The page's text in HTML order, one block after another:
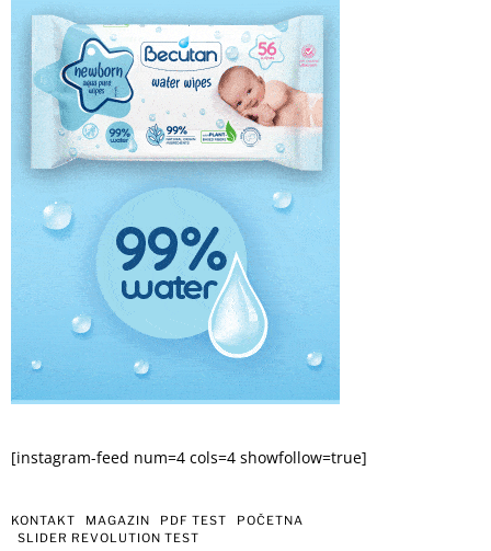
[instagram-feed num=4 cols=4 showfollow=true]
KONTAKT MAGAZIN PDF TEST
POČETNA
SLIDER REVOLUTION TEST